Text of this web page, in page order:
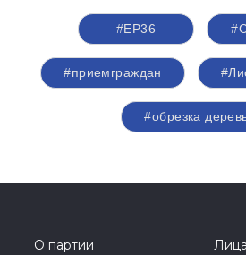
#ЕР36
#приемграждан
#обрезка
О партии